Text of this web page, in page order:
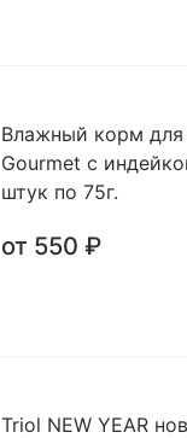
Влажный корм
Gourmet с
штук по 75г.
от 550 ₽
Triol NEW YEAR